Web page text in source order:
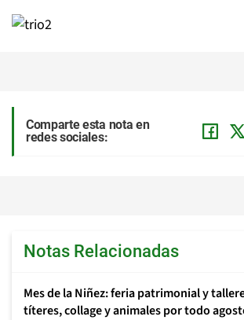
Comparte esta nota en
redes sociales:
Notas Relacionadas
Mes de la Niñez: feria patrimonial y
títeres, collage y animales por todo